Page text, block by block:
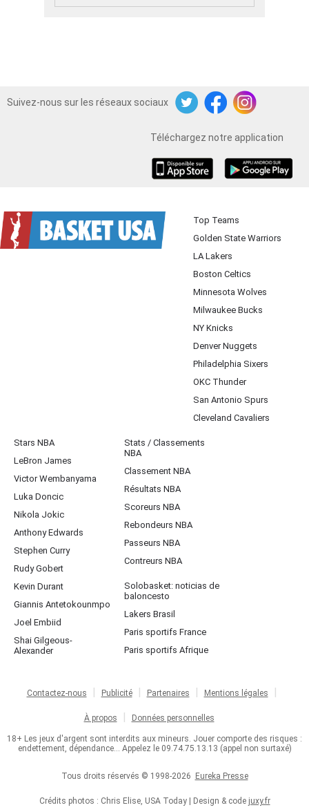
Suivez-nous sur les réseaux sociaux
TwitterFacebookInstagram
Téléchargez notre application
Top Teams
Golden State Warriors
LA Lakers
Boston Celtics
Minnesota Wolves
Milwaukee Bucks
NY Knicks
Denver Nuggets
Philadelphia Sixers
OKC Thunder
San Antonio Spurs
Cleveland Cavaliers
Stars NBA
LeBron James
Victor Wembanyama
Luka Doncic
Nikola Jokic
Anthony Edwards
Stephen Curry
Rudy Gobert
Kevin Durant
Giannis Antetokounmpo
Joel Embiid
Shai Gilgeous-
Alexander
Stats / Classements
NBA
Classement NBA
Résultats NBA
Scoreurs NBA
Rebondeurs NBA
Passeurs NBA
Contreurs NBA
Solobasket: noticias de
baloncesto
Lakers Brasil
Paris sportifs France
Paris sportifs Afrique
Contactez-nous Publicité Partenaires Mentions légales
À propos Données personnelles
18+ Les jeux d'argent sont interdits aux mineurs. Jouer comporte des risques :
endettement, dépendance... Appelez le 09.74.75.13.13 (appel non surtaxé)
Tous droits réservés © 1998-2026 Eureka Presse
Crédits photos : Chris Elise, USA Today | Design & code juxy.fr